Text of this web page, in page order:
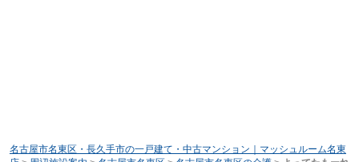
名古屋市名東区・長久手市の一戸建て・中古マンション｜マッシュルーム名東